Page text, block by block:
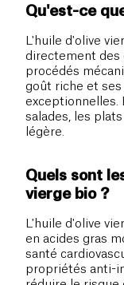
Qu'est-ce
L'huile d'olive
directement des
procédés
goût riche et
exceptionnelles.
salades, les
légère.
Quels sont
vierge bio ?
L'huile d'olive
en acides gras
santé
propriétés anti-